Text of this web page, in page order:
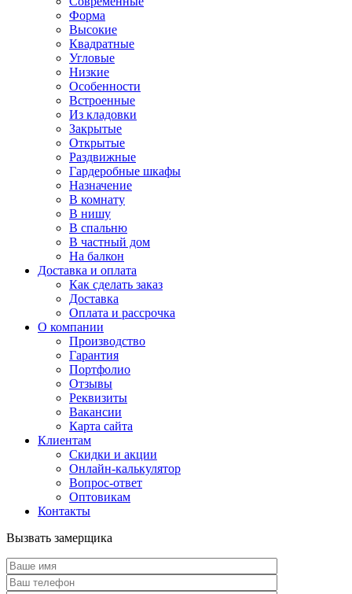
Форма
Высокие
Квадратные
Угловые
Низкие
Особенности
Встроенные
Из кладовки
Закрытые
Открытые
Раздвижные
Гардеробные шкафы
Назначение
В комнату
В нишу
В спальню
В частный дом
На балкон
Доставка и оплата
Как сделать заказ
Доставка
Оплата и рассрочка
О компании
Производство
Гарантия
Портфолио
Отзывы
Реквизиты
Вакансии
Карта сайта
Клиентам
Скидки и акции
Онлайн-калькулятор
Вопрос-ответ
Оптовикам
Контакты
Вызвать замерщика